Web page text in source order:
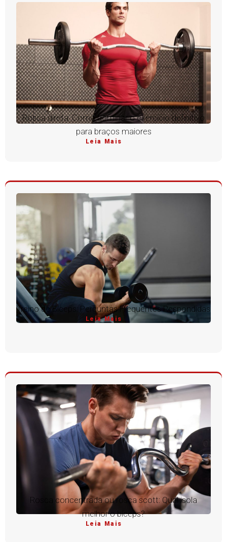
Rosca direta: Como dominar o exercício definitivo
para braços maiores
Leia Mais
Treino de Bíceps: Perguntas Frequentes Respondidas
Leia Mais
Rosca concentrada ou rosca scott: Qual isola
melhor o bíceps?
Leia Mais